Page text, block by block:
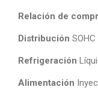
Relación de
Distribución
Refrigeración
Alimentación